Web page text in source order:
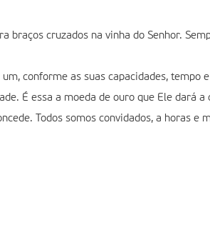
braços cruzados na vinha do Senhor.
conforme as suas capacidades, tempo
É essa a moeda de ouro que Ele dará a
Todos somos convidados, a horas e